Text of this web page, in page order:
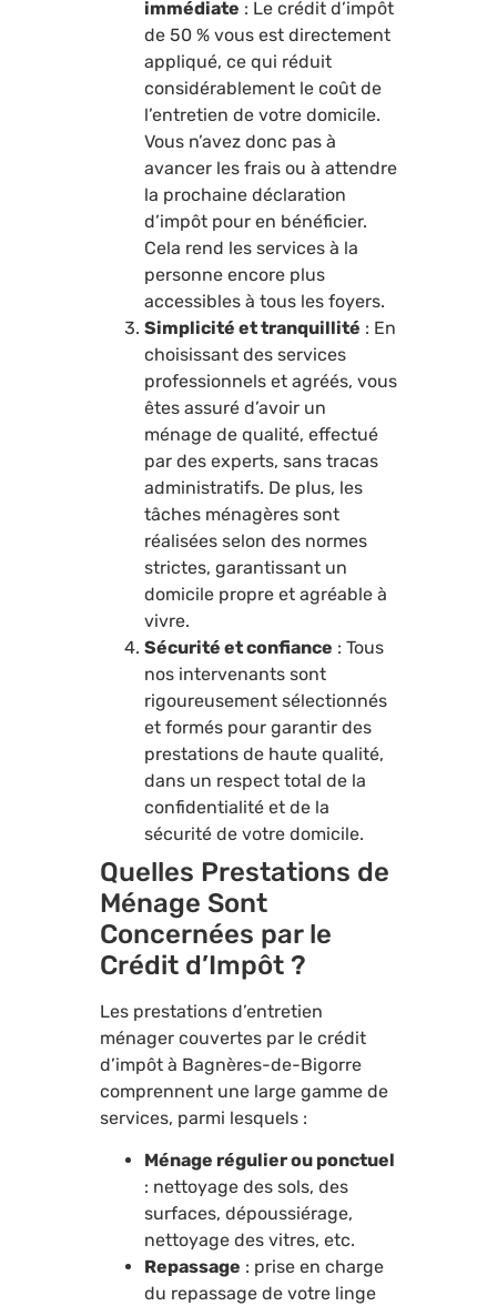
immédiate : Le crédit d’impôt
de 50 % vous est directement
appliqué, ce qui réduit
considérablement le coût de
l’entretien de votre domicile.
Vous n’avez donc pas à
avancer les frais ou à attendre
la prochaine déclaration
d’impôt pour en bénéficier.
Cela rend les services à la
personne encore plus
accessibles à tous les foyers.
Simplicité et tranquillité : En
choisissant des services
professionnels et agréés, vous
êtes assuré d’avoir un
ménage de qualité, effectué
par des experts, sans tracas
administratifs. De plus, les
tâches ménagères sont
réalisées selon des normes
strictes, garantissant un
domicile propre et agréable à
vivre.
Sécurité et confiance : Tous
nos intervenants sont
rigoureusement sélectionnés
et formés pour garantir des
prestations de haute qualité,
dans un respect total de la
confidentialité et de la
sécurité de votre domicile.
Quelles Prestations de
Ménage Sont
Concernées par le
Crédit d’Impôt ?
Les prestations d’entretien
ménager couvertes par le crédit
d’impôt à Bagnères-de-Bigorre
comprennent une large gamme de
services, parmi lesquels :
Ménage régulier ou ponctuel
: nettoyage des sols, des
surfaces, dépoussiérage,
nettoyage des vitres, etc.
Repassage : prise en charge
du repassage de votre linge